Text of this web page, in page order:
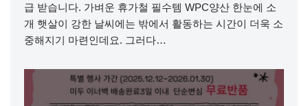
급 받습니다. 가벼운 휴가철 필수템 WPC양산 한눈에 소
개 햇살이 강한 날씨에는 밖에서 활동하는 시간이 더욱 소
중해지기 마련인데요. 그러다…